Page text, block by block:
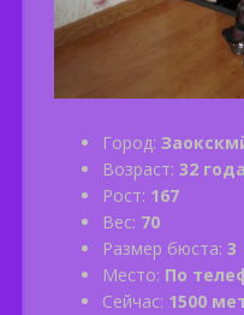
Город:
Возраст: 32 года
Рост: 167
Вес: 70
Размер бюста: 3
Место: По
Сейчас: 1500